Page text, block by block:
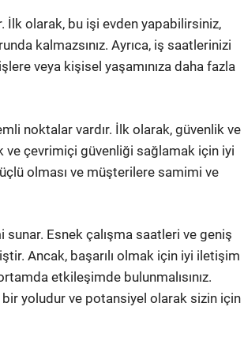
İlk olarak, bu işi evden yapabilirsiniz,
kalmazsınız. Ayrıca, iş saatlerinizi
veya kişisel yaşamınıza daha fazla
noktalar vardır. İlk olarak, güvenlik ve
ve çevrimiçi güvenliği sağlamak için iyi
olması ve müşterilere samimi ve
Esnek çalışma saatleri ve geniş
Ancak, başarılı olmak için iyi iletişim
etkileşimde bulunmalısınız.
yoludur ve potansiyel olarak sizin için